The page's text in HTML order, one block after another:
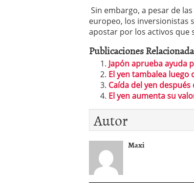
Sin embargo, a pesar de
europeo, los inversionistas
apostar por los activos que
Publicaciones
Japón aprueba ayuda
El yen tambalea luego
Caída del yen
El yen aumenta su
Autor
Maxi